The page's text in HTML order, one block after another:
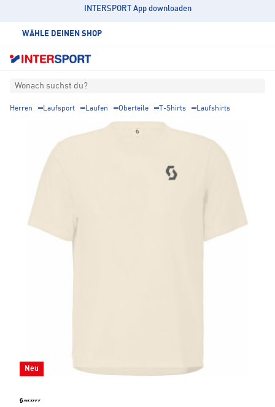
INTERSPORT App downloaden
WÄHLE DEINEN SHOP
Wonach suchst du?
Herren Laufsport Laufen Oberteile T-Shirts Laufshirts
Neu